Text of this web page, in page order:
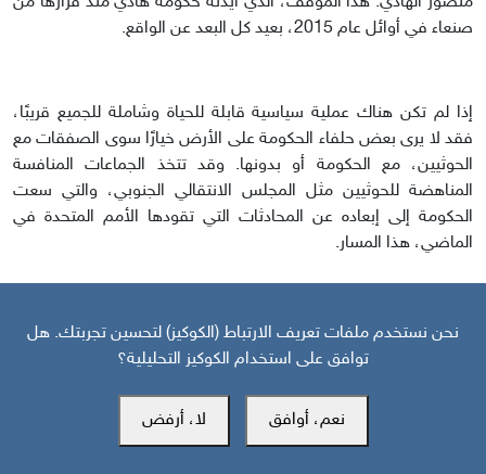
صنعاء في أوائل عام 2015، بعيد كل البعد عن الواقع.
إذا لم تكن هناك عملية سياسية قابلة للحياة وشاملة للجميع قريبًا،
فقد لا يرى بعض حلفاء الحكومة على الأرض خيارًا سوى الصفقات مع
الحوثيين، مع الحكومة أو بدونها. وقد تتخذ الجماعات المنافسة
المناهضة للحوثيين مثل المجلس الانتقالي الجنوبي، والتي سعت
الحكومة إلى إبعاده عن المحادثات التي تقودها الأمم المتحدة في
الماضي، هذا المسار.
ومع ذلك، حتى لو فعلوا ذلك، فمن المرجح أن يتصاعد القتال، حيث
يعمل الحوثيون على تعزيز سيطرتهم على الشمال في حين أن القوات
البلاد فيما بينها، مع الحكومة لاعب هامشي بشكل متزايد.
نحن نستخدم ملفات تعريف الارتباط (الكوكيز) لتحسين تجربتك. هل
توافق على استخدام الكوكيز التحليلية؟
نعم، أوافق لا، أرفض